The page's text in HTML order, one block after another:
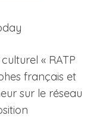
« RATP
français et
sur le réseau